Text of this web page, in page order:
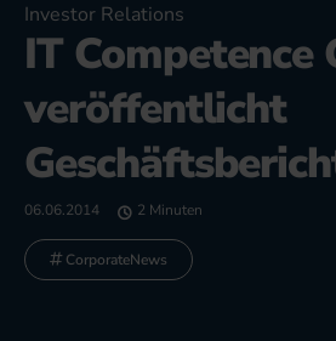
Investor Relations
IT Competence
veröffentlicht
06.06.2014 2 Minuten
CorporateNews